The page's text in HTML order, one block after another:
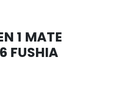
1 MATE
FUSHIA